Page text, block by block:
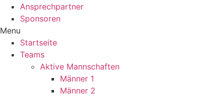
Ansprechpartner
Sponsoren
Menu
Startseite
Teams
Aktive Mannschaften
Männer 1
Männer 2